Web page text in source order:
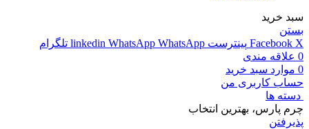
سبد خرید
بستن
Facebook X پینترست linkedin WhatsApp WhatsApp
تلگرام
0 علاقه مندی
0 موارد سبد خرید
حساب کاربری من
دسته ها
چرم پارس، بهترین انتخاب
پذیرفتن